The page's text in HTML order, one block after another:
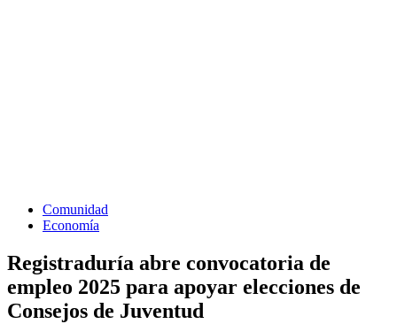
Comunidad
Economía
Registraduría abre convocatoria de
empleo 2025 para apoyar elecciones de
Consejos de Juventud